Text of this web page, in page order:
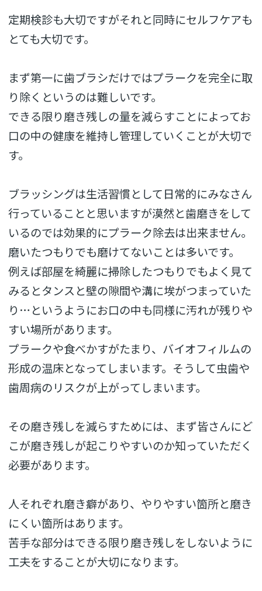
定期検診も大切ですがそれと同時にセルフケアも
とても大切です。
まず第一に歯ブラシだけではプラークを完全に取
り除くというのは難しいです。
できる限り磨き残しの量を減らすことによってお
口の中の健康を維持し管理していくことが大切で
す。
ブラッシングは生活習慣として日常的にみなさん
行っていることと思いますが漠然と歯磨きをして
いるのでは効果的にプラーク除去は出来ません。
磨いたつもりでも磨けてないことは多いです。
例えば部屋を綺麗に掃除したつもりでもよく見て
みるとタンスと壁の隙間や溝に埃がつまっていた
り…というようにお口の中も同様に汚れが残りや
すい場所があります。
プラークや食べかすがたまり、バイオフィルムの
形成の温床となってしまいます。そうして虫歯や
歯周病のリスクが上がってしまいます。
その磨き残しを減らすためには、まず皆さんにど
こが磨き残しが起こりやすいのか知っていただく
必要があります。
人それぞれ磨き癖があり、やりやすい箇所と磨き
にくい箇所はあります。
苦手な部分はできる限り磨き残しをしないように
工夫をすることが大切になります。